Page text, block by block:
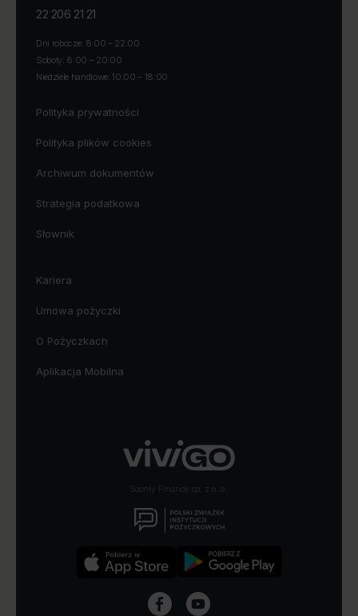
22 206 21 21
Dni robocze: 8:00 – 22:00
Soboty: 8:00 – 20:00
Niedziele handlowe: 10:00 – 18:00
Polityka prywatności
Polityka plików cookies
Archiwum dokumentów
Strategia podatkowa
Słownik
Kariera
Umowa pożyczki
O Pożyczkach
Aplikacja Mobilna
Soonly Finance sp. z o. o..